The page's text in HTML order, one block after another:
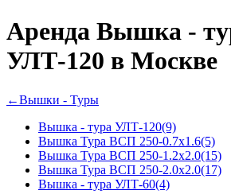
Аренда Вышка -
УЛТ-120 в Москве
←Вышки - Туры
Вышка - тура УЛТ-120(9)
Вышка Тура ВСП 250-0.7x1.6(5)
Вышка Тура ВСП 250-1.2x2.0(15)
Вышка Тура ВСП 250-2.0x2.0(17)
Вышка - тура УЛТ-60(4)